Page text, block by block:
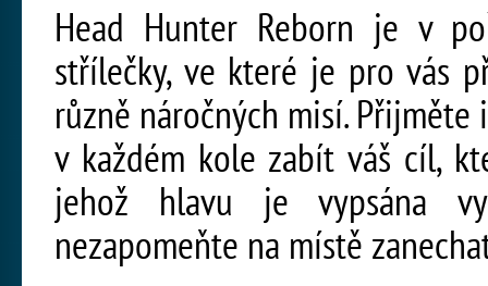
Head Hunter Reborn je v
střílečky, ve které je pro vás
různě náročných misí.
v každém kole zabít váš cíl,
jehož hlavu je vypsána
nezapomeňte na místě